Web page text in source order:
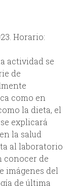
Horario:
actividad se
de
como en
la dieta, el
explicará
la salud
al laboratorio
conocer de
imágenes del
de última